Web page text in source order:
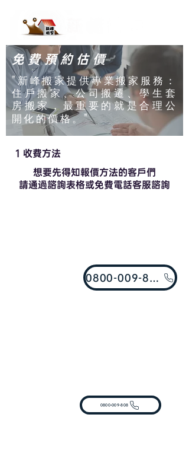
免費預約估價
"新峰搬家提供專業搬家服務：
住戶搬家、公司搬遷、學生套
房搬家，最重要的就是合理公
開化的價格。"
1 收費方法
想要先得知報價方法的客戶們
​請通過諮詢表格或免費電話客服諮詢
0800-009-808
0800-009-808